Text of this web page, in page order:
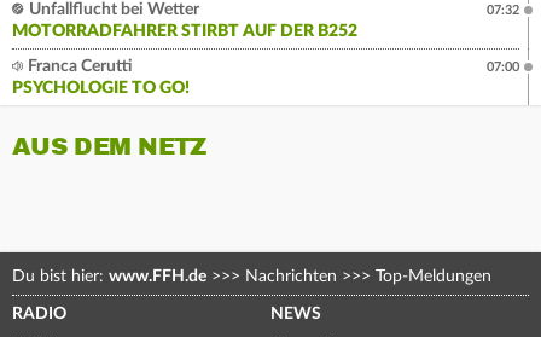
Unfallflucht bei Wetter
MOTORRADFAHRER STIRBT AUF DER B252
07:32
Franca Cerutti
PSYCHOLOGIE TO GO!
07:00
AUS DEM NETZ
Du bist hier: www.FFH.de >>> Nachrichten >>> Top-Meldungen
RADIO NEWS